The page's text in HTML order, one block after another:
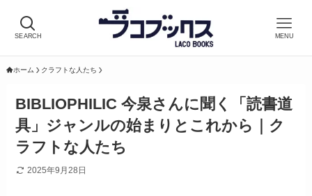
SEARCH MENU
ホーム クラフトな人たち
BIBLIOPHILIC 今泉さんに聞く「読書道
具」ジャンルの始まりとこれから｜ク
ラフトな人たち
2025年9月28日